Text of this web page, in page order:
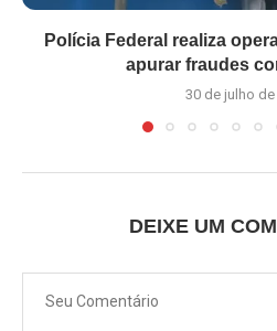
Polícia Federal realiza
apurar fraudes
30 de julho de
DEIXE UM